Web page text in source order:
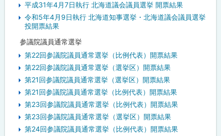
平成31年4月7日執行 北海道議会議員選挙 開票結果
令和5年4月9日執行 北海道知事選挙・北海道議会議員選挙
投開票結果
参議院議員通常選挙
第22回参議院議員通常選挙（比例代表）開票結果
第22回参議院議員通常選挙（選挙区）開票結果
第21回参議院議員通常選挙（選挙区）開票結果
第21回参議院議員通常選挙（比例代表）開票結果
第23回参議院議員通常選挙（比例代表）開票結果
第23回参議院議員通常選挙（選挙区）開票結果
第24回参議院議員通常選挙（比例代表）開票結果